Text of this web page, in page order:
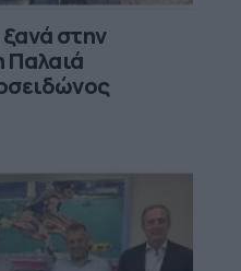
στην
Παλαιά